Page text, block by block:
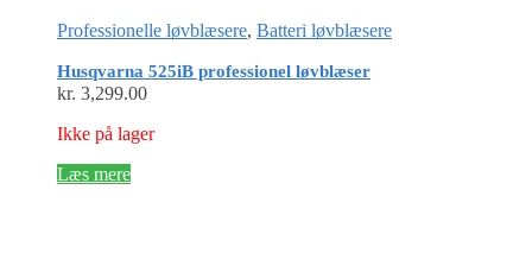
Professionelle løvblæsere, Batteri løvblæsere
Husqvarna 525iB professionel løvblæser
kr. 3,299.00
Ikke på lager
Læs mere